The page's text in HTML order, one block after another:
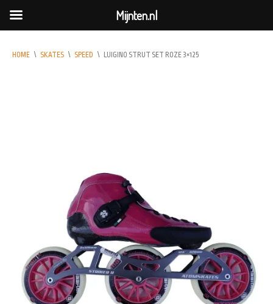
HOME \ SKATES \ SPEED \ LUIGINO STRUT SET ROZE 3×125
Mijnten.nl